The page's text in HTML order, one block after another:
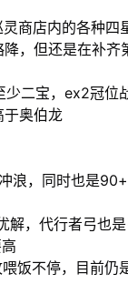
商店内的各种四
，但还是在补齐
少二宝，ex2冠位
于奥伯龙
浪，同时也是
解，代行者弓也
饭不停，目前仍